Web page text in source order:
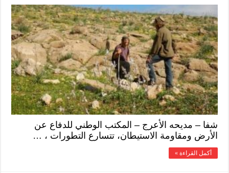
شفا – مديحه الأعرج – المكتب الوطني للدفاع عن
الأرض ومقاومة الاستيطان، تتسارع التطورات ، …
أكمل القراءة »